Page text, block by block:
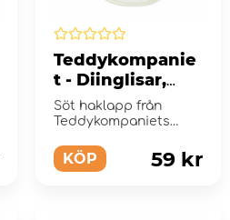
Teddykompanie
t - Diinglisar,
Haklapp, Kossa
Söt haklapp från
Teddykompaniets
som en ko.
KÖP 59 kr